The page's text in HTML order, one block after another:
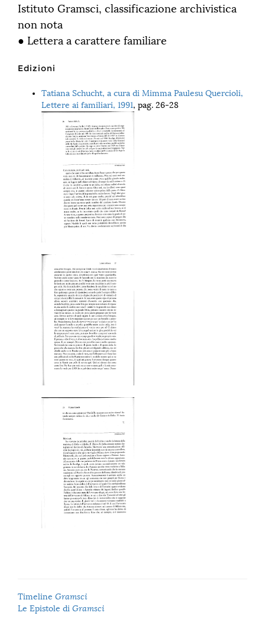
Istituto Gramsci, classificazione archivistica
non nota
● Lettera a carattere familiare
Edizioni
Tatiana Schucht, a cura di Mimma Paulesu Quercioli,
Lettere ai familiari, 1991, pag. 26-28
Timeline Gramsci
Le Epistole di Gramsci